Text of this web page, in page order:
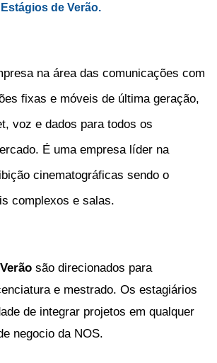
de Verão.
na área das comunicações com
fixas e móveis de última geração,
voz e dados para todos os
É uma empresa líder na
cinematográficas sendo o
complexos e salas.
são direcionados para
e mestrado. Os estagiários
de integrar projetos em qualquer
negocio da NOS.